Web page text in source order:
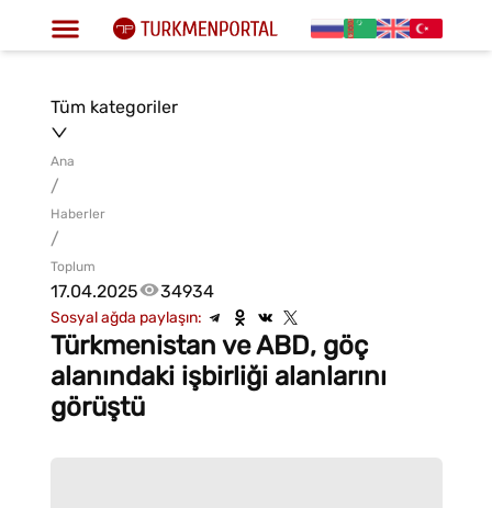
Tüm kategoriler
Ana
/
Haberler
/
Toplum
17.04.2025 34934
Sosyal ağda paylaşın:
Türkmenistan ve ABD, göç
alanındaki işbirliği alanlarını
görüştü